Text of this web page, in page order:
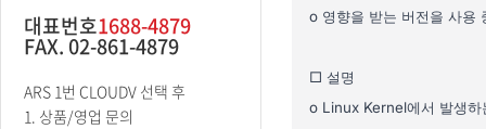
대표번호1688-4879
FAX. 02-861-4879
ARS 1번 CLOUDV 선택 후
1. 상품/영업 문의